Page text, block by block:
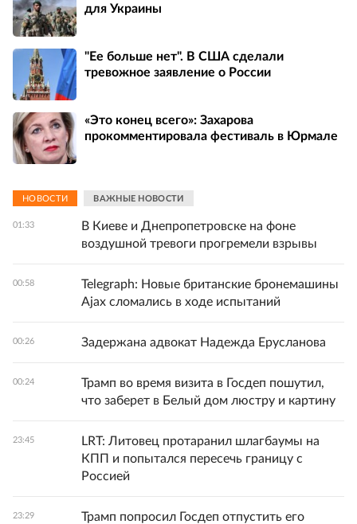
для Украины
"Ее больше нет". В США сделали
тревожное заявление о России
«Это конец всего»: Захарова
прокомментировала фестиваль в Юрмале
НОВОСТИ ВАЖНЫЕ НОВОСТИ
01:33
В Киеве и Днепропетровске на фоне
воздушной тревоги прогремели взрывы
00:58
Telegraph: Новые британские бронемашины
Ajax сломались в ходе испытаний
00:26 Задержана адвокат Надежда Ерусланова
00:24
Трамп во время визита в Госдеп пошутил,
что заберет в Белый дом люстру и картину
23:45
LRT: Литовец протаранил шлагбаумы на
КПП и попытался пересечь границу с
Россией
23:29
Трамп попросил Госдеп отпустить его